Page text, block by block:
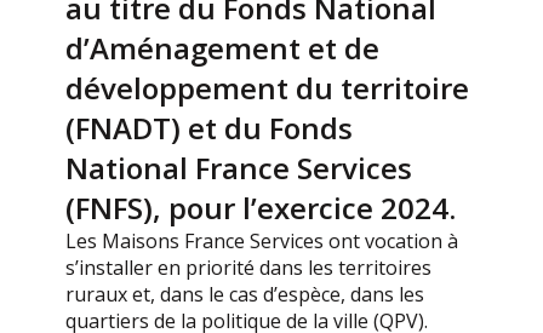
au titre du Fonds National
d’Aménagement et de
développement du territoire
(FNADT) et du Fonds
National France Services
(FNFS), pour l’exercice 2024.
Les Maisons France Services ont vocation à
s’installer en priorité dans les territoires
ruraux et, dans le cas d’espèce, dans les
quartiers de la politique de la ville (QPV).